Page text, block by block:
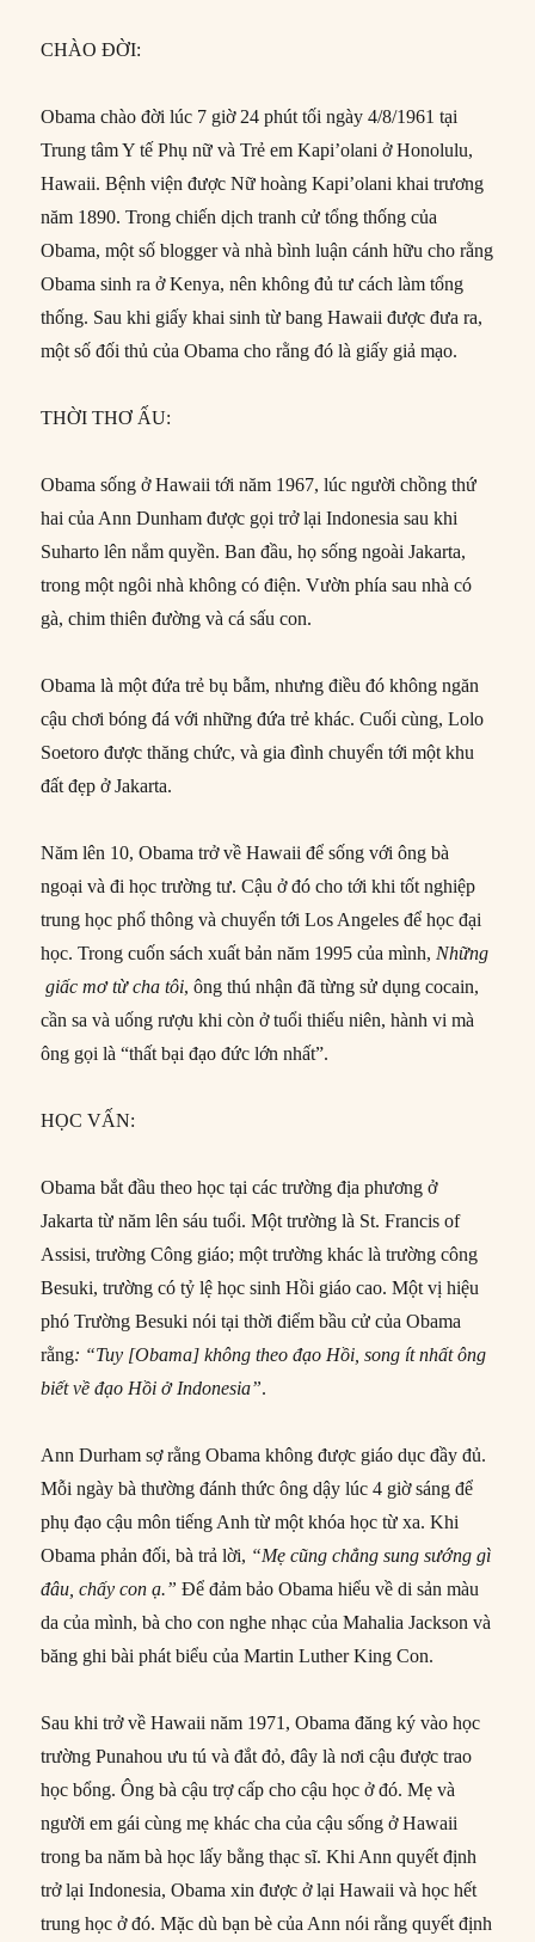
CHÀO ĐỜI:
Obama chào đời lúc 7 giờ 24 phút tối ngày 4/8/1961 tại
Trung tâm Y tế Phụ nữ và Trẻ em Kapi’olani ở Honolulu,
Hawaii. Bệnh viện được Nữ hoàng Kapi’olani khai trương
năm 1890. Trong chiến dịch tranh cử tổng thống của
Obama, một số blogger và nhà bình luận cánh hữu cho rằng
Obama sinh ra ở Kenya, nên không đủ tư cách làm tổng
thống. Sau khi giấy khai sinh từ bang Hawaii được đưa ra,
một số đối thủ của Obama cho rằng đó là giấy giả mạo.
THỜI THƠ ẤU:
Obama sống ở Hawaii tới năm 1967, lúc người chồng thứ
hai của Ann Dunham được gọi trở lại Indonesia sau khi
Suharto lên nắm quyền. Ban đầu, họ sống ngoài Jakarta,
trong một ngôi nhà không có điện. Vườn phía sau nhà có
gà, chim thiên đường và cá sấu con.
Obama là một đứa trẻ bụ bẫm, nhưng điều đó không ngăn
cậu chơi bóng đá với những đứa trẻ khác. Cuối cùng, Lolo
Soetoro được thăng chức, và gia đình chuyển tới một khu
đất đẹp ở Jakarta.
Năm lên 10, Obama trở về Hawaii để sống với ông bà
ngoại và đi học trường tư. Cậu ở đó cho tới khi tốt nghiệp
trung học phổ thông và chuyển tới Los Angeles để học đại
học. Trong cuốn sách xuất bản năm 1995 của mình, Những
giấc mơ từ cha tôi, ông thú nhận đã từng sử dụng cocain,
cần sa và uống rượu khi còn ở tuổi thiếu niên, hành vi mà
ông gọi là “thất bại đạo đức lớn nhất”.
HỌC VẤN:
Obama bắt đầu theo học tại các trường địa phương ở
Jakarta từ năm lên sáu tuổi. Một trường là St. Francis of
Assisi, trường Công giáo; một trường khác là trường công
Besuki, trường có tỷ lệ học sinh Hồi giáo cao. Một vị hiệu
phó Trường Besuki nói tại thời điểm bầu cử của Obama
rằng: “Tuy [Obama] không theo đạo Hồi, song ít nhất ông
biết về đạo Hồi ở Indonesia”.
Ann Durham sợ rằng Obama không được giáo dục đầy đủ.
Mỗi ngày bà thường đánh thức ông dậy lúc 4 giờ sáng để
phụ đạo cậu môn tiếng Anh từ một khóa học từ xa. Khi
Obama phản đối, bà trả lời, “Mẹ cũng chẳng sung sướng gì
đâu, chấy con ạ.”Để đảm bảo Obama hiểu về di sản màu
da của mình, bà cho con nghe nhạc của Mahalia Jackson và
băng ghi bài phát biểu của Martin Luther King Con.
Sau khi trở về Hawaii năm 1971, Obama đăng ký vào học
trường Punahou ưu tú và đắt đỏ, đây là nơi cậu được trao
học bổng. Ông bà cậu trợ cấp cho cậu học ở đó. Mẹ và
người em gái cùng mẹ khác cha của cậu sống ở Hawaii
trong ba năm bà học lấy bằng thạc sĩ. Khi Ann quyết định
trở lại Indonesia, Obama xin được ở lại Hawaii và học hết
trung học ở đó. Mặc dù bạn bè của Ann nói rằng quyết định